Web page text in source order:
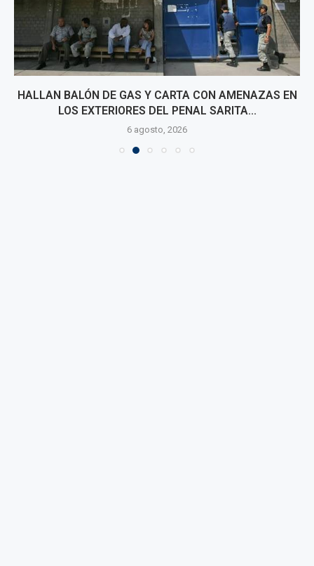
HALLAN BALÓN DE GAS Y CARTA CON AMENAZAS EN
LOS EXTERIORES DEL PENAL SARITA...
6 agosto, 2026